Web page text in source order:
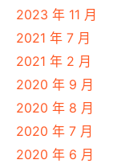
2023 年 11 月
2021 年 7 月
2021 年 2 月
2020 年 9 月
2020 年 8 月
2020 年 7 月
2020 年 6 月